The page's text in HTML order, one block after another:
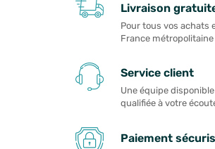
Livraison
Pour tous vos achats
France métropolitaine
Service client
Une équipe
qualifiée à votre
Paiement